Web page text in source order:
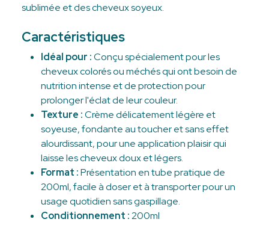
sublimée et des cheveux soyeux.
Caractéristiques
Idéal pour :Conçu spécialement pour les
cheveux colorés ou méchés qui ont besoin de
nutrition intense et de protection pour
prolonger l'éclat de leur couleur.
Texture :Crème délicatement légère et
soyeuse, fondante au toucher et sans effet
alourdissant, pour une application plaisir qui
laisse les cheveux doux et légers.
Format :Présentation en tube pratique de
200ml, facile à doser et à transporter pour un
usage quotidien sans gaspillage.
Conditionnement :200ml